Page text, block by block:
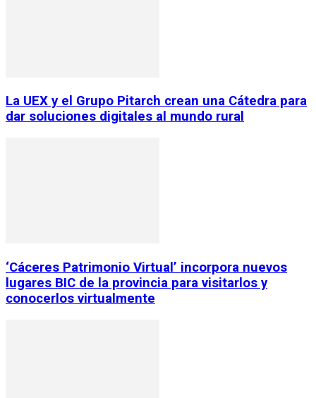
La UEX y el Grupo Pitarch crean una Cátedra para
dar soluciones digitales al mundo rural
‘Cáceres Patrimonio Virtual’ incorpora nuevos
lugares BIC de la provincia para visitarlos y
conocerlos virtualmente